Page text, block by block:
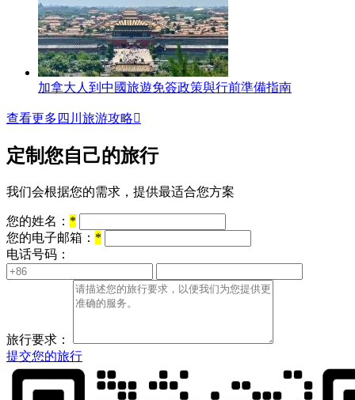
加拿大人到中國旅遊免簽政策與行前準備指南
查看更多四川旅游攻略
定制您自己的旅行
我们会根据您的需求，提供最适合您方案
您的姓名： *
您的电子邮箱： *
电话号码：
旅行要求：
提交您的旅行